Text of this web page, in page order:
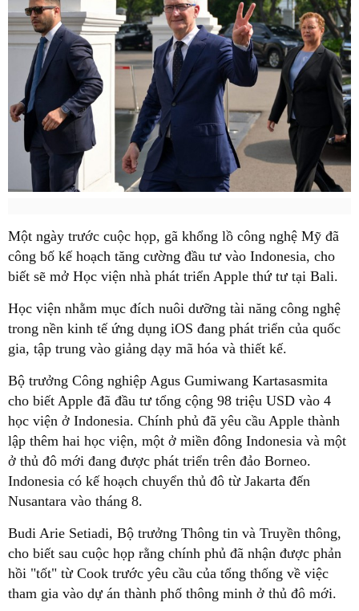
Một ngày trước cuộc họp, gã khổng lồ công nghệ Mỹ đã
công bố kế hoạch tăng cường đầu tư vào Indonesia, cho
biết sẽ mở Học viện nhà phát triển Apple thứ tư tại Bali.
Học viện nhằm mục đích nuôi dưỡng tài năng công nghệ
trong nền kinh tế ứng dụng iOS đang phát triển của quốc
gia, tập trung vào giảng dạy mã hóa và thiết kế.
Bộ trưởng Công nghiệp Agus Gumiwang Kartasasmita
cho biết Apple đã đầu tư tổng cộng 98 triệu USD vào 4
học viện ở Indonesia. Chính phủ đã yêu cầu Apple thành
lập thêm hai học viện, một ở miền đông Indonesia và một
ở thủ đô mới đang được phát triển trên đảo Borneo.
Indonesia có kế hoạch chuyển thủ đô từ Jakarta đến
Nusantara vào tháng 8.
Budi Arie Setiadi, Bộ trưởng Thông tin và Truyền thông,
cho biết sau cuộc họp rằng chính phủ đã nhận được phản
hồi "tốt" từ Cook trước yêu cầu của tổng thống về việc
tham gia vào dự án thành phố thông minh ở thủ đô mới.